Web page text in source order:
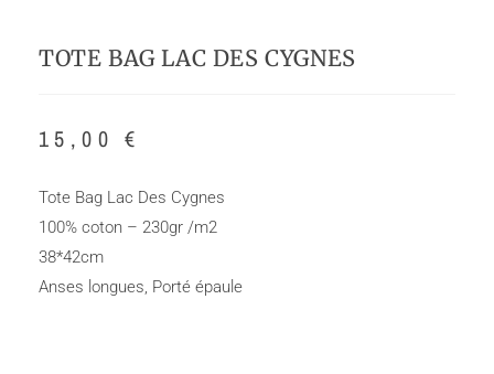
TOTE BAG LAC DES CYGNES
15,00€
Tote Bag Lac Des Cygnes
100% coton – 230gr /m2
38*42cm
Anses longues, Porté épaule